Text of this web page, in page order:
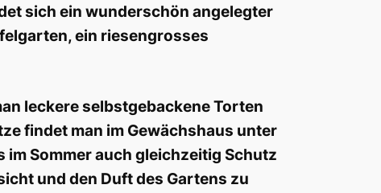
sich ein wunderschön angelegter
ein riesengrosses
leckere selbstgebackene Torten
findet man im Gewächshaus unter
Sommer auch gleichzeitig Schutz
und den Duft des Gartens zu